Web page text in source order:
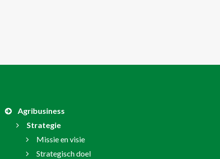
Agribusiness
Strategie
Missie en visie
Strategisch doel